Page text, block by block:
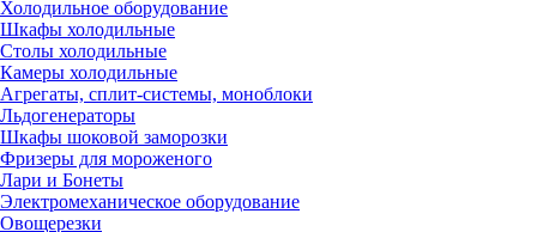
Холодильное оборудование
Шкафы холодильные
Столы холодильные
Камеры холодильные
Агрегаты, сплит-системы, моноблоки
Льдогенераторы
Шкафы шоковой заморозки
Фризеры для мороженого
Лари и Бонеты
Электромеханическое оборудование
Овощерезки